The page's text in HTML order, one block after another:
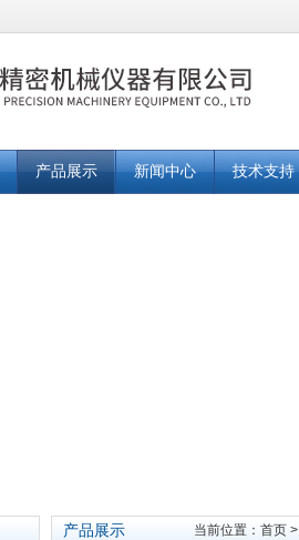
产品展示 新闻中心 技术支持
产品展示 当前位置： 首页 >